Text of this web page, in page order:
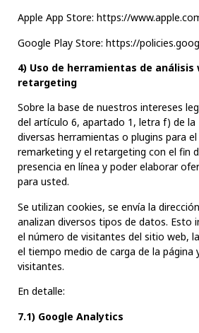
Apple App Store: https://
Google Play Store: https://
4) Uso de herramientas de
retargeting
Sobre la base de nuestros intereses
del artículo 6, apartado 1, letra f) de la
diversas herramientas o plugins para
remarketing y el retargeting con el fin
presencia en línea y poder elaborar
para usted.
Se utilizan cookies, se envía la
analizan diversos tipos de datos. Esto
el número de visitantes del sitio web,
el tiempo medio de carga de la página
visitantes.
En detalle:
7.1) Google Analytics